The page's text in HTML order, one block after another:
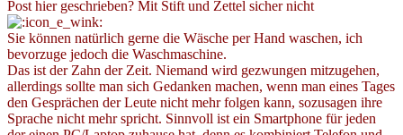
Post hier geschrieben? Mit Stift und Zettel sicher nicht
Sie können natürlich gerne die Wäsche per Hand waschen, ich
bevorzuge jedoch die Waschmaschine.
Das ist der Zahn der Zeit. Niemand wird gezwungen mitzugehen,
allerdings sollte man sich Gedanken machen, wenn man eines Tages
den Gesprächen der Leute nicht mehr folgen kann, sozusagen ihre
Sprache nicht mehr spricht. Sinnvoll ist ein Smartphone für jeden